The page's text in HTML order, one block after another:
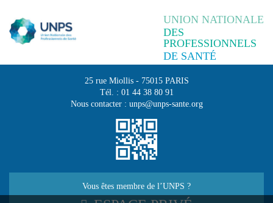
UNION NATIONALE
DES
PROFESSIONNELS
DE SANTÉ
25 rue Miollis- 75015 PARIS
Tél. : 01 44 38 80 91
Nous contacter : unps@unps-sante.org
Vous êtes membre de l’UNPS ?